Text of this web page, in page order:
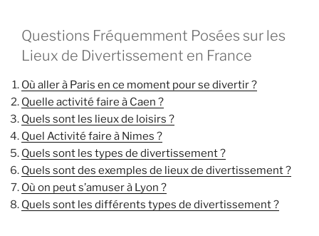
Questions Fréquemment Posées sur les
Lieux de Divertissement en France
Où aller à Paris en ce moment pour se divertir ?
Quelle activité faire à Caen ?
Quels sont les lieux de loisirs ?
Quel Activité faire à Nimes ?
Quels sont les types de divertissement ?
Quels sont des exemples de lieux de divertissement ?
Où on peut s’amuser à Lyon ?
Quels sont les différents types de divertissement ?